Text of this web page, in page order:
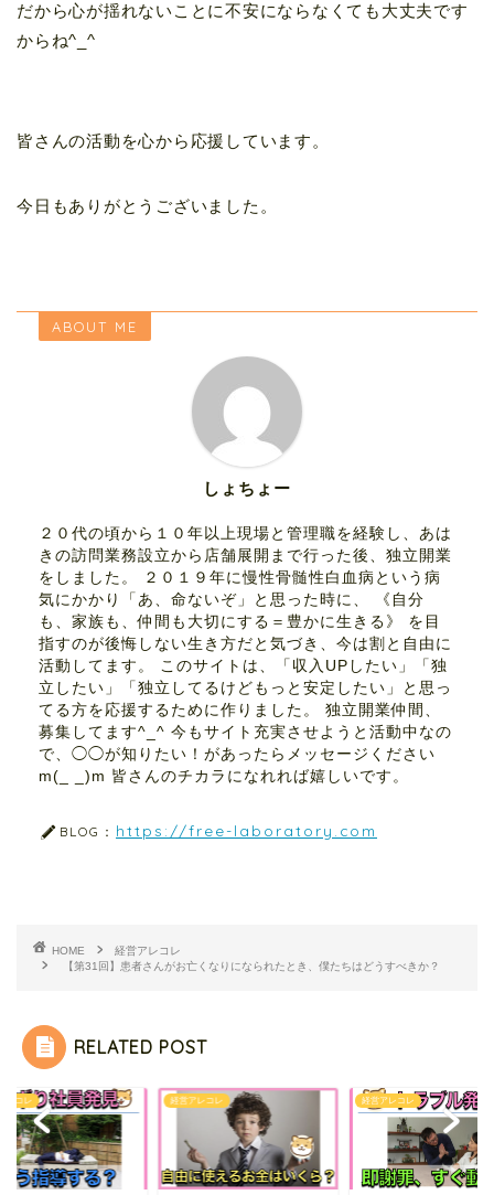
だから心が揺れないことに不安にならなくても大丈夫です
からね^_^
皆さんの活動を心から応援しています。
今日もありがとうございました。
ABOUT ME
しょちょー
２０代の頃から１０年以上現場と管理職を経験し、あは
きの訪問業務設立から店舗展開まで行った後、独立開業
をしました。 ２０１９年に慢性骨髄性白血病という病
気にかかり「あ、命ないぞ」と思った時に、 《自分
も、家族も、仲間も大切にする＝豊かに生きる》 を目
指すのが後悔しない生き方だと気づき、今は割と自由に
活動してます。 このサイトは、「収入UPしたい」「独
立したい」「独立してるけどもっと安定したい」と思っ
てる方を応援するために作りました。 独立開業仲間、
募集してます^_^ 今もサイト充実させようと活動中なの
で、◯◯が知りたい！があったらメッセージください
m(_ _)m 皆さんのチカラになれれば嬉しいです。
BLOG： https://free-laboratory.com
HOME
経営アレコレ
【第31回】患者さんがお亡くなりになられたとき、僕たちはどうすべきか？
RELATED POST
レコレ 経営アレコレ 経営アレコレ